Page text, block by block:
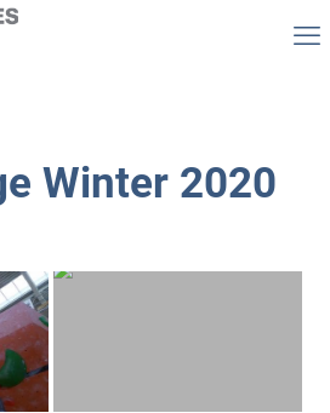
Winter 2020